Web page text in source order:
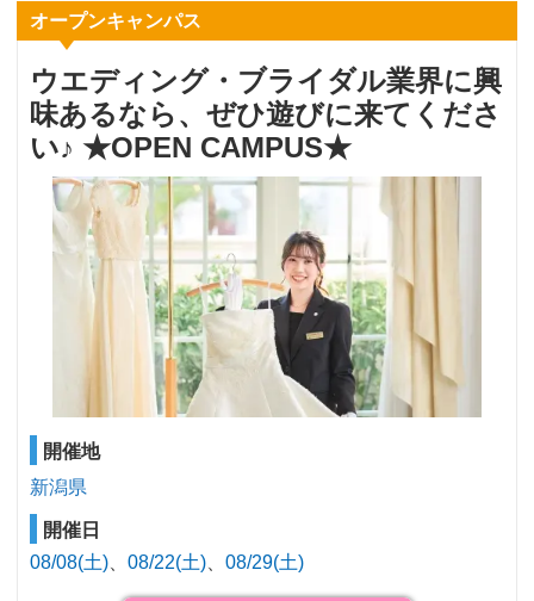
オープンキャンパス
ウエディング・ブライダル業界に興
味あるなら、ぜひ遊びに来てくださ
い♪ ★OPEN CAMPUS★
開催地
新潟県
開催日
08/08(土)
08/22(土) 08/29(土)